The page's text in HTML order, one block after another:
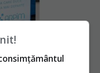
România
aprobate în